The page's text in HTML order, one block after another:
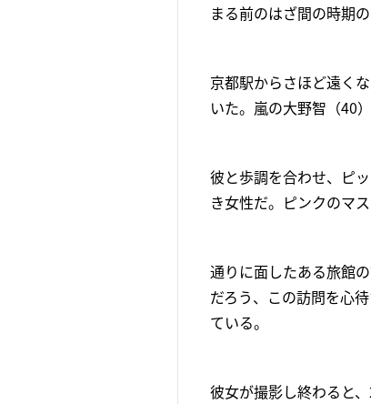
まる前のはざ間の時期の
京都駅からさほど遠く
いた。嵐の大野智（40）
彼と歩調を合わせ、ピ
き女性だ。ピンクのマ
通りに面したある旅館
だろう、この訪問を心
ている。
彼女が撮影し終わると